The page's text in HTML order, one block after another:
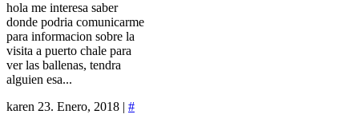
hola me interesa saber
donde podria comunicarme
para informacion sobre la
visita a puerto chale para
ver las ballenas, tendra
alguien esa...
karen 23. Enero, 2018 | #